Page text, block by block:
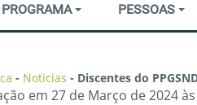
PROGRAMA PESSOAS
- Noticias - Discentes do
em 27 de Março de 2024